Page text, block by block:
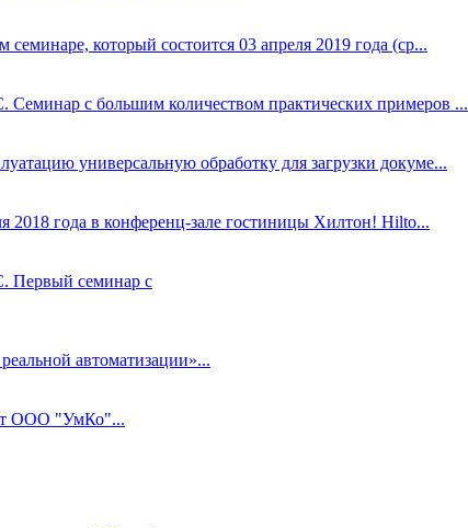
который состоится 03 апреля 2019 года (ср...
с большим количеством практических примеров ...
универсальную обработку для загрузки докуме...
2018 года в конференц-зале гостиницы Хилтон! Hilto...
Первый семинар с
автоматизации»...
ООО "УмКо"...